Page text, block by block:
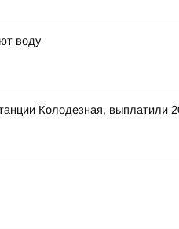
воду
Колодезная, выплатили